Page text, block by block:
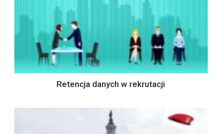
Retencja danych w rekrutacji